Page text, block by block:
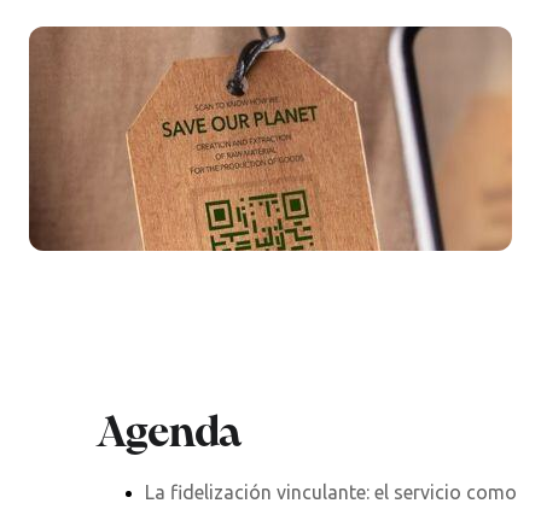
Agenda
La fidelización vinculante: el servicio como